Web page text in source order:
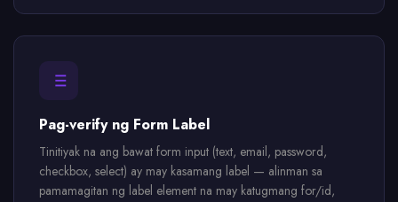
Pag-verify ng Form Label
Tinitiyak na ang bawat form input (text, email, password,
checkbox, select) ay may kasamang label — alinman sa
pamamagitan ng label element na may katugmang for/id,